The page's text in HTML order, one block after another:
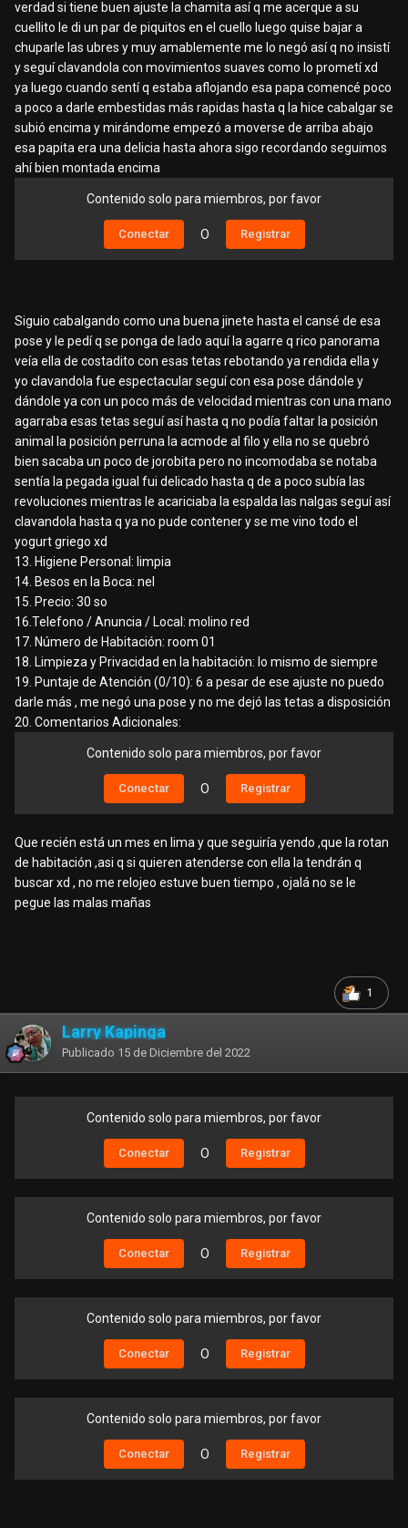
verdad si tiene buen ajuste la chamita así q me acerque a su
cuellito le di un par de piquitos en el cuello luego quise bajar a
chuparle las ubres y muy amablemente me lo negó así q no insistí
y seguí clavandola con movimientos suaves como lo prometí xd
ya luego cuando sentí q estaba aflojando esa papa comencé poco
a poco a darle embestidas más rapidas hasta q la hice cabalgar se
subió encima y mirándome empezó a moverse de arriba abajo
esa papita era una delicia hasta ahora sigo recordando seguimos
ahí bien montada encima
Contenido solo para miembros, por favor
Conectar O Registrar
Siguio cabalgando como una buena jinete hasta el cansé de esa
pose y le pedí q se ponga de lado aquí la agarre q rico panorama
veía ella de costadito con esas tetas rebotando ya rendida ella y
yo clavandola fue espectacular seguí con esa pose dándole y
dándole ya con un poco más de velocidad mientras con una mano
agarraba esas tetas seguí así hasta q no podía faltar la posición
animal la posición perruna la acmode al filo y ella no se quebró
bien sacaba un poco de jorobita pero no incomodaba se notaba
sentía la pegada igual fui delicado hasta q de a poco subía las
revoluciones mientras le acariciaba la espalda las nalgas seguí así
clavandola hasta q ya no pude contener y se me vino todo el
yogurt griego xd
13. Higiene Personal: limpia
14. Besos en la Boca: nel
15. Precio: 30 so
16.Telefono / Anuncia / Local: molino red
17. Número de Habitación: room 01
18. Limpieza y Privacidad en la habitación: lo mismo de siempre
19. Puntaje de Atención (0/10): 6 a pesar de ese ajuste no puedo
darle más , me negó una pose y no me dejó las tetas a disposición
20. Comentarios Adicionales:
Contenido solo para miembros, por favor
Conectar O Registrar
Que recién está un mes en lima y que seguiría yendo ,que la rotan
de habitación ,asi q si quieren atenderse con ella la tendrán q
buscar xd , no me relojeo estuve buen tiempo , ojalá no se le
pegue las malas mañas
1
Larry Kapinga
Publicado 15 de Diciembre del 2022
Contenido solo para miembros, por favor
Conectar O Registrar
Contenido solo para miembros, por favor
Conectar O Registrar
Contenido solo para miembros, por favor
Conectar O Registrar
Contenido solo para miembros, por favor
Conectar O Registrar